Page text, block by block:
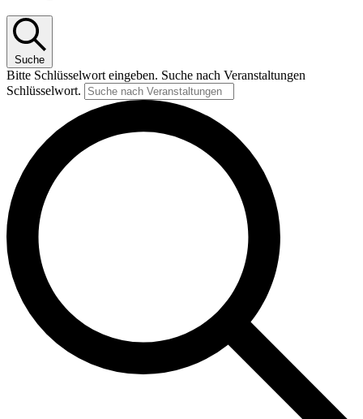
Suche
Bitte Schlüsselwort eingeben. Suche nach Veranstaltungen
Schlüsselwort.